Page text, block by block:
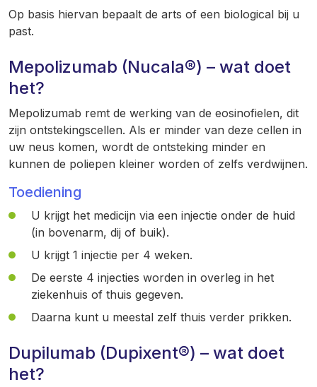
Op basis hiervan bepaalt de arts of een biological bij u
past.
Mepolizumab (Nucala®) – wat doet
het?
Mepolizumab remt de werking van de eosinofielen, dit
zijn ontstekingscellen. Als er minder van deze cellen in
uw neus komen, wordt de ontsteking minder en
kunnen de poliepen kleiner worden of zelfs verdwijnen.
Toediening
U krijgt het medicijn via een injectie onder de huid
(in bovenarm, dij of buik).
U krijgt 1 injectie per 4 weken.
De eerste 4 injecties worden in overleg in het
ziekenhuis of thuis gegeven.
Daarna kunt u meestal zelf thuis verder prikken.
Dupilumab (Dupixent®) – wat doet
het?